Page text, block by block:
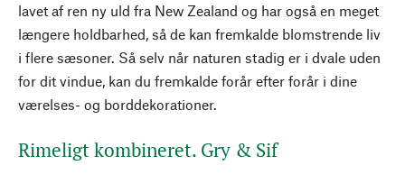
lavet af ren ny uld fra New Zealand og har også en meget
længere holdbarhed, så de kan fremkalde blomstrende liv
i flere sæsoner. Så selv når naturen stadig er i dvale uden
for dit vindue, kan du fremkalde forår efter forår i dine
værelses- og borddekorationer.
Rimeligt kombineret. Gry & Sif